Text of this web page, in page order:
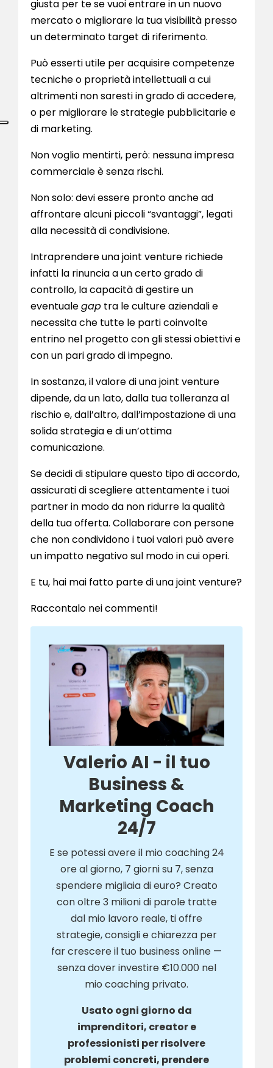
giusta per te se vuoi entrare in un nuovo
mercato o migliorare la tua visibilità presso
un determinato target di riferimento.
Può esserti utile per acquisire competenze
tecniche o proprietà intellettuali a cui
altrimenti non saresti in grado di accedere,
o per migliorare le strategie pubblicitarie e
di marketing.
Non voglio mentirti, però: nessuna impresa
commerciale è senza rischi.
Non solo: devi essere pronto anche ad
affrontare alcuni piccoli “svantaggi”, legati
alla necessità di condivisione.
Intraprendere una joint venture richiede
infatti la rinuncia a un certo grado di
controllo, la capacità di gestire un
eventualegap tra le culture aziendali e
necessita che tutte le parti coinvolte
entrino nel progetto con gli stessi obiettivi e
con un pari grado di impegno.
In sostanza, il valore di una joint venture
dipende, da un lato, dalla tua tolleranza al
rischio e, dall’altro, dall’impostazione di una
solida strategia e di un’ottima
comunicazione.
Se decidi di stipulare questo tipo di accordo,
assicurati di scegliere attentamente i tuoi
partner in modo da non ridurre la qualità
della tua offerta. Collaborare con persone
che non condividono i tuoi valori può avere
un impatto negativo sul modo in cui operi.
E tu, hai mai fatto parte di una joint venture?
Raccontalo nei commenti!
Valerio AI - il tuo
Business &
Marketing Coach
24/7
E se potessi avere il mio coaching 24
ore al giorno, 7 giorni su 7, senza
spendere migliaia di euro? Creato
con oltre 3 milioni di parole tratte
dal mio lavoro reale, ti offre
strategie, consigli e chiarezza per
far crescere il tuo business online —
senza dover investire €10.000 nel
mio coaching privato.
Usato ogni giorno da
imprenditori, creator e
professionisti per risolvere
problemi concreti, prendere